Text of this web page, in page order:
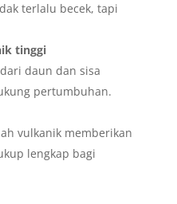
terlalu becek, tapi
tinggi
daun dan sisa
pertumbuhan.
vulkanik memberikan
lengkap bagi